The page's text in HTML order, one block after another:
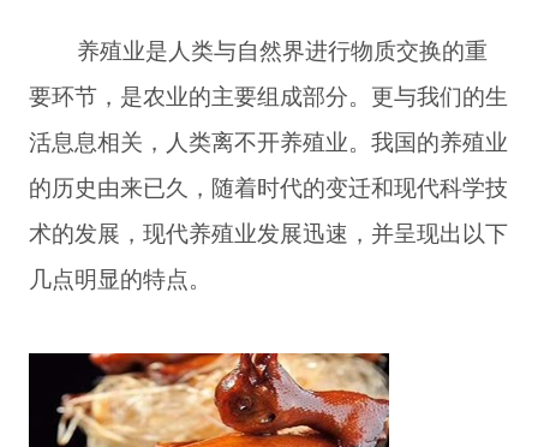
养殖业是人类与自然界进行物质交换的重
要环节，是农业的主要组成部分。更与我们的生
活息息相关，人类离不开养殖业。我国的养殖业
的历史由来已久，随着时代的变迁和现代科学技
术的发展，现代养殖业发展迅速，并呈现出以下
几点明显的特点。